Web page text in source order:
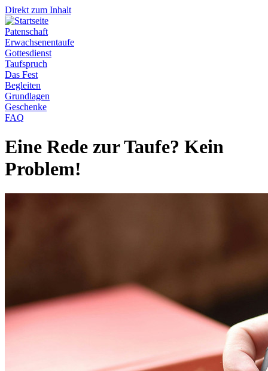
Direkt zum Inhalt
Patenschaft
Erwachsenentaufe
Gottesdienst
Taufspruch
Das Fest
Begleiten
Grundlagen
Geschenke
FAQ
Eine Rede zur Taufe? Kein
Problem!